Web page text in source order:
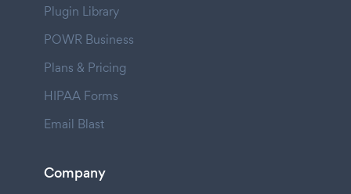
Plugin Library
POWR Business
Plans & Pricing
HIPAA Forms
Email Blast
Company